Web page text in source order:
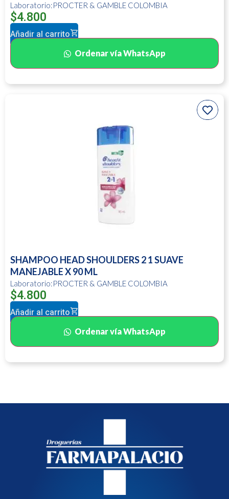
Laboratorio:PROCTER & GAMBLE COLOMBIA
$4.800
Añadir al carrito
Ordenar vía WhatsApp
SHAMPOO HEAD SHOULDERS 2 1 SUAVE
MANEJABLE X 90 ML
Laboratorio:PROCTER & GAMBLE COLOMBIA
$4.800
Añadir al carrito
Ordenar vía WhatsApp